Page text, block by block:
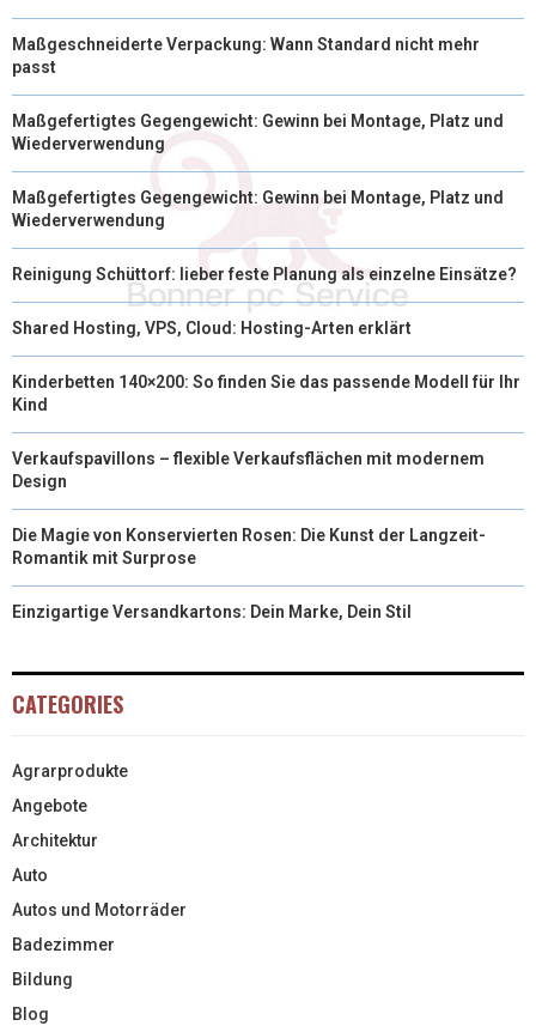
Maßgeschneiderte Verpackung: Wann Standard nicht mehr
passt
Maßgefertigtes Gegengewicht: Gewinn bei Montage, Platz und
Wiederverwendung
Maßgefertigtes Gegengewicht: Gewinn bei Montage, Platz und
Wiederverwendung
Reinigung Schüttorf: lieber feste Planung als einzelne Einsätze?
Shared Hosting, VPS, Cloud: Hosting-Arten erklärt
Kinderbetten 140×200: So finden Sie das passende Modell für Ihr
Kind
Verkaufspavillons – flexible Verkaufsflächen mit modernem
Design
Die Magie von Konservierten Rosen: Die Kunst der Langzeit-
Romantik mit Surprose
Einzigartige Versandkartons: Dein Marke, Dein Stil
CATEGORIES
Agrarprodukte
Angebote
Architektur
Auto
Autos und Motorräder
Badezimmer
Bildung
Blog